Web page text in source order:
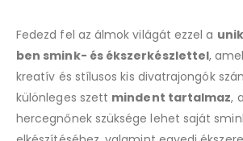
for
this
product
Fedezd fel az álmok világát ezzel a
ben smink- és ékszerkészlettel,
kreatív és stílusos kis divatrajongók
különleges szett mindent tartalmaz,
hercegnőnek szüksége lehet saját